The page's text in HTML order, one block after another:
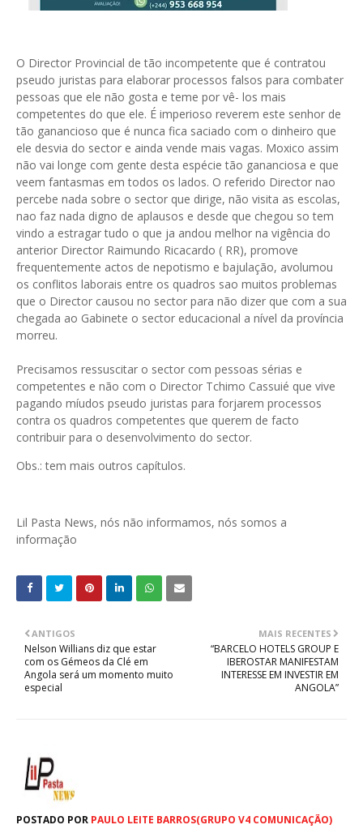
O Director Provincial de tão incompetente que é contratou
pseudo juristas para elaborar processos falsos para combater
pessoas que ele não gosta e teme por vê- los mais
competentes do que ele. É imperioso reverem este senhor de
tão ganancioso que é nunca fica saciado com o dinheiro que
ele desvia do sector e ainda vende mais vagas. Moxico assim
não vai longe com gente desta espécie tão gananciosa e que
veem fantasmas em todos os lados. O referido Director nao
percebe nada sobre o sector que dirige, não visita as escolas,
nao faz nada digno de aplausos e desde que chegou so tem
vindo a estragar tudo o que ja andou melhor na vigência do
anterior Director Raimundo Ricacardo ( RR), promove
frequentemente actos de nepotismo e bajulação, avolumou
os conflitos laborais entre os quadros sao muitos problemas
que o Director causou no sector para não dizer que com a sua
chegada ao Gabinete o sector educacional a nível da província
morreu.
Precisamos ressuscitar o sector com pessoas sérias e
competentes e não com o Director Tchimo Cassuié que vive
pagando míudos pseudo juristas para forjarem processos
contra os quadros competentes que querem de facto
contribuir para o desenvolvimento do sector.
Obs.: tem mais outros capítulos.
Lil Pasta News, nós não informamos, nós somos a
informação
MAIS RECENTES
“BARCELO HOTELS GROUP E
IBEROSTAR MANIFESTAM
INTERESSE EM INVESTIR EM
ANGOLA”
ANTIGOS
Nelson Willians diz que estar
com os Gémeos da Clé em
Angola será um momento muito
especial
POSTADO POR PAULO LEITE BARROS(GRUPO V4 COMUNICAÇÃO)